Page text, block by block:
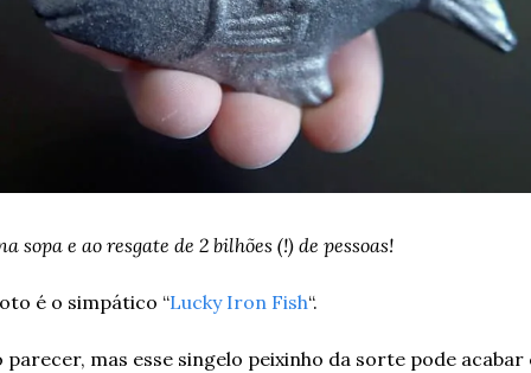
sopa e ao resgate de 2 bilhões (!) de pessoas!
é o simpático “Lucky Iron Fish“.
parecer, mas esse singelo peixinho da sorte pode acabar